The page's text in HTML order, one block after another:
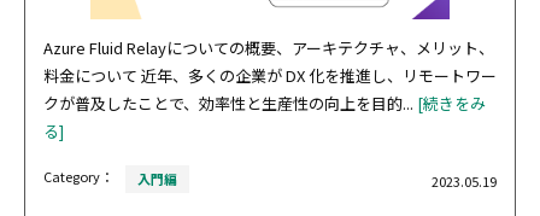
Azure Fluid Relayについての概要、アーキテクチャ、メリット、
料金について 近年、多くの企業が DX 化を推進し、リモートワー
クが普及したことで、効率性と生産性の向上を目的... [続きをみ
る]
Category： 入門編 2023.05.19